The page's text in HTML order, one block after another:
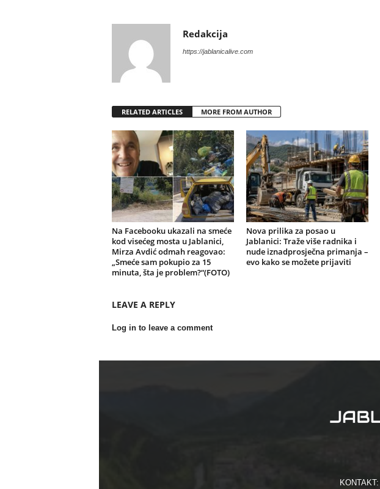
Redakcija
https://jablanicalive.com
RELATED ARTICLES MORE FROM AUTHOR
Na Facebooku ukazali na smeće
kod visećeg mosta u Jablanici,
Mirza Avdić odmah reagovao:
„Smeće sam pokupio za 15
minuta, šta je problem?“(FOTO)
Nova prilika za posao u
Jablanici: Traže više radnika i
nude iznadprosječna primanja –
evo kako se možete prijaviti
LEAVE A REPLY
Log in to leave a comment
KONTAKT: